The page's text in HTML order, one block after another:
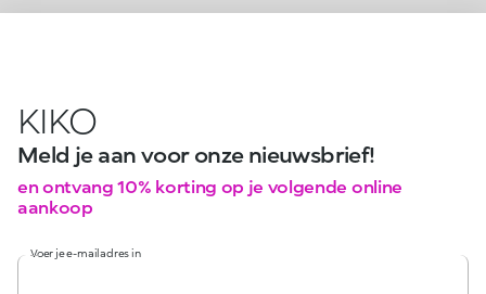
KIKO
Meld je aan voor onze nieuwsbrief!
en ontvang 10% korting op je volgende online
aankoop
Voer je e-mailadres in